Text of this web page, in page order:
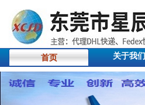
首页 关于我们